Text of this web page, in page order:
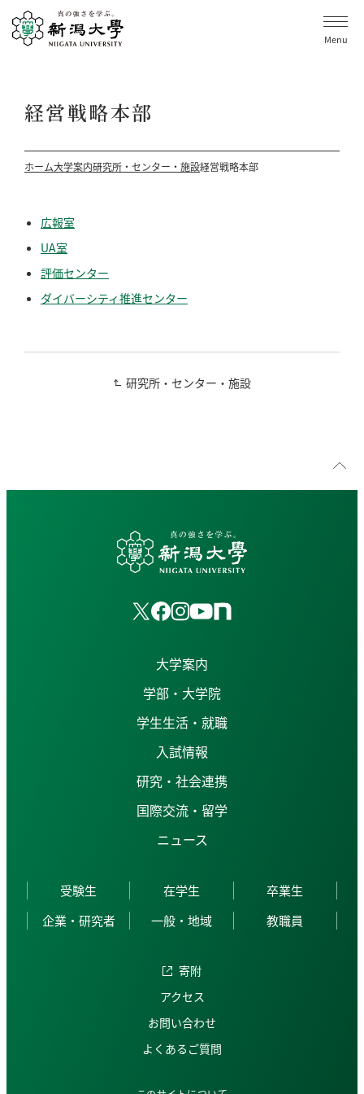
Menu
経営戦略本部
ホーム大学案内研究所・センター・施設経営戦略本部
広報室
UA室
評価センター
ダイバーシティ推進センター
研究所・センター・施設
大学案内
学部・大学院
学生生活・就職
入試情報
研究・社会連携
国際交流・留学
ニュース
受験生 在学生
卒業生
企業・研究者
一般・地域 教職員
寄附
アクセス
お問い合わせ
よくあるご質問